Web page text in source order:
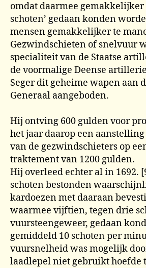
omdat daarmee gemakkelijker
schoten’ gedaan konden
mensen gemakkelijker te
Gezwindschieten of snelvuur
specialiteit van de Staatse
de voormalige Deense
Seger dit geheime wapen aan
Generaal aangeboden.
Hij ontving 600 gulden voor
het jaar daarop een
van de gezwindschieters op
traktement van 1200 gulden.
Hij overleed echter al in 1692.
schoten bestonden
kardoezen met daaraan
waarmee vijftien, tegen drie
vuursteengeweer, gedaan
gemiddeld 10 schoten per
vuursnelheid was mogelijk
laadlepel niet gebruikt hoefde